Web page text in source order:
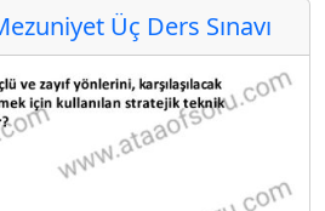
Üç Ders Sınavı